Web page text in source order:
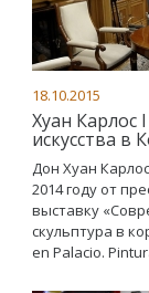
18.10.2015
Хуан Карлос
искусства в
Дон Хуан
2014 году от
выставку
скульптура в
en Palacio.